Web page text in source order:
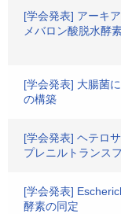
[学会発表] アーキ
メバロン酸脱水酵
[学会発表] 大腸菌
の構築
[学会発表] ヘテロ
プレニルトランス
[学会発表]
酵素の同定